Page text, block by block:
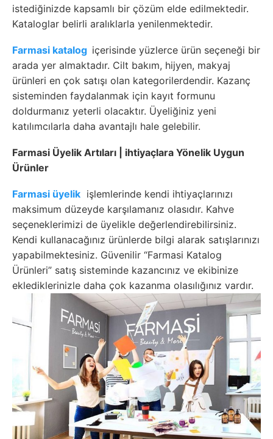
istediğinizde kapsamlı bir çözüm elde edilmektedir.
Kataloglar belirli aralıklarla yenilenmektedir.
Farmasi katalog içerisinde yüzlerce ürün seçeneği bir
arada yer almaktadır. Cilt bakım, hijyen, makyaj
ürünleri en çok satışı olan kategorilerdendir. Kazanç
sisteminden faydalanmak için kayıt formunu
doldurmanız yeterli olacaktır. Üyeliğiniz yeni
katılımcılarla daha avantajlı hale gelebilir.
Farmasi Üyelik Artıları | ihtiyaçlara Yönelik Uygun
Ürünler
Farmasi üyelik işlemlerinde kendi ihtiyaçlarınızı
maksimum düzeyde karşılamanız olasıdır. Kahve
seçeneklerimizi de üyelikle değerlendirebilirsiniz.
Kendi kullanacağınız ürünlerde bilgi alarak satışlarınızı
yapabilmektesiniz. Güvenilir “Farmasi Katalog
Ürünleri” satış sisteminde kazancınız ve ekibinize
eklediklerinizle daha çok kazanma olasılığınız vardır.